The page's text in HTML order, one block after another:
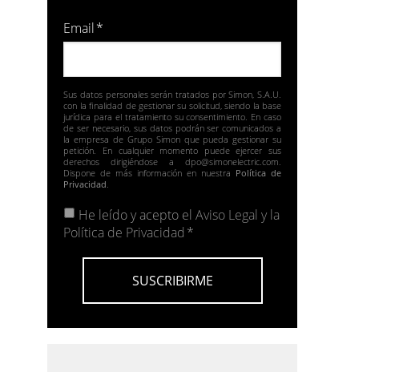
Email*
Sus datos personales serán tratados por Simon, S.A.U.
con la finalidad de gestionar su solicitud, siendo la base
jurídica para el tratamiento su consentimiento. En caso
de ser necesario, sus datos podrán ser comunicados a
la empresa de Grupo Simon que pueda gestionar su
petición. En cualquier momento puede ejercer sus
derechos dirigiéndose a dpo@simonelectric.com.
Dispone de más información en nuestra Política de
Privacidad.
He leído y acepto elAviso Legal y la
Política de Privacidad *